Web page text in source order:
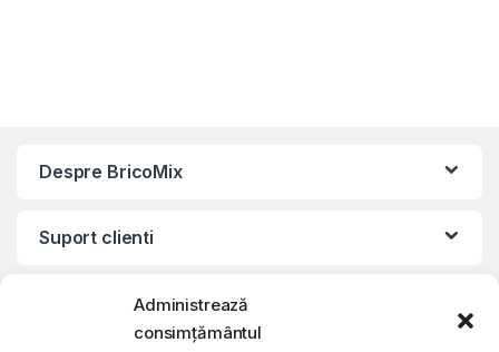
Administrează
consimțământul
Despre BricoMix
Suport clienti
Informatii legale